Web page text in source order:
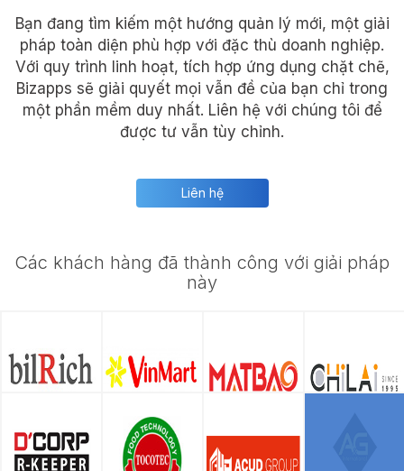
Bạn đang tìm kiếm một hướng quản lý mới, một giải
pháp toàn diện phù hợp với đặc thù doanh nghiệp.
Với quy trình linh hoạt, tích hợp ứng dụng chặt chẽ,
Bizapps sẽ giải quyết mọi vẫn đề của bạn chỉ trong
một phần mềm duy nhất. Liên hệ với chúng tôi để
được tư vẫn tùy chỉnh.
Liên hệ
Các khách hàng đã thành công với giải pháp
này